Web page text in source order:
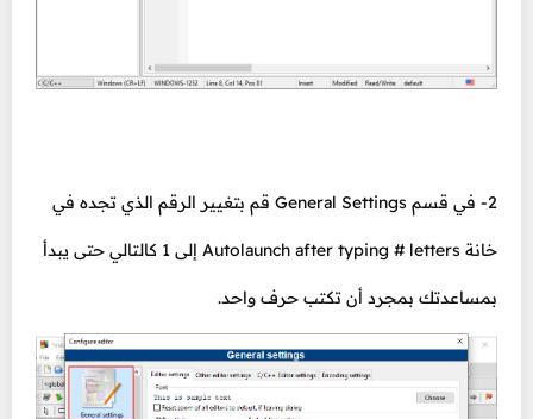
2- في قسم General Settings قم بتغيير الرقم الذي تجده في
خانة Autolaunch after typing # letters إلى 1 كالتالي حتى يبدأ
بمساعدتك بمجرد أن تكتب حرف واحد.